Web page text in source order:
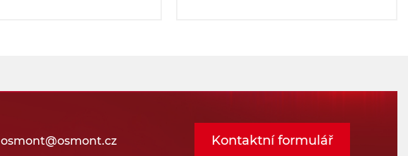
osmont@osmont.cz Kontaktní formulář